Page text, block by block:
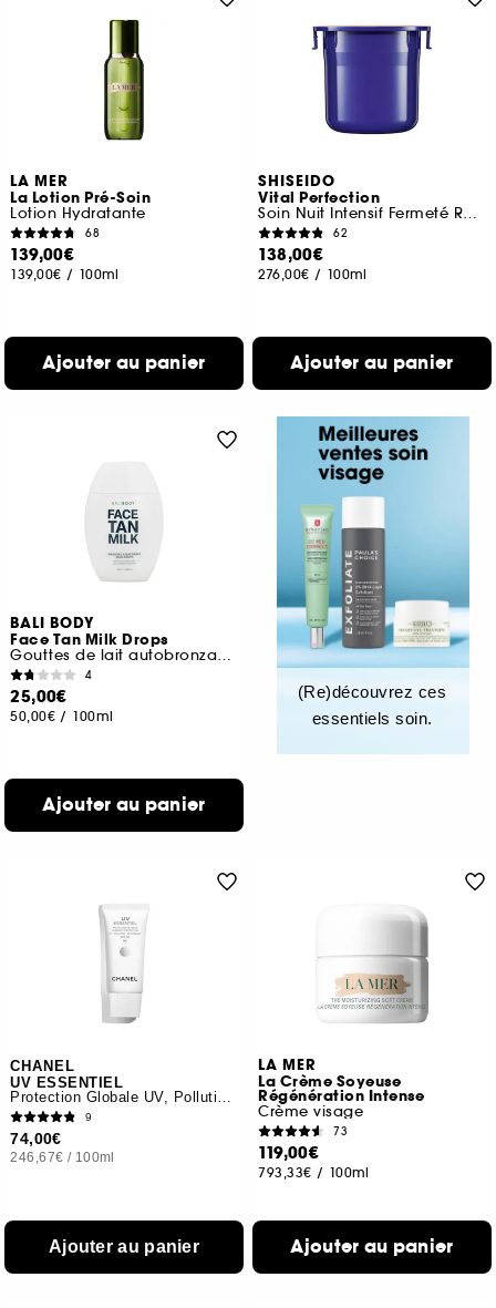
LA MER
La Lotion Pré-Soin
Lotion Hydratante
68
139,00€
139,00€ / 100ml
Ajouter au panier
SHISEIDO
Vital Perfection
Soin Nuit Intensif Fermeté Recharge
62
138,00€
276,00€ / 100ml
Ajouter au panier
BALI BODY
Face Tan Milk Drops
Gouttes de lait autobronzant pour le visage
4
25,00€
50,00€ / 100ml
Ajouter au panier
(Re)découvrez ces
essentiels soin.
CHANEL
UV ESSENTIEL
Protection Globale UV, Pollution, Antioxidant SPF50
9
74,00€
246,67€ / 100ml
Ajouter au panier
LA MER
La Crème Soyeuse
Régénération Intense
Crème visage
73
119,00€
793,33€ / 100ml
Ajouter au panier